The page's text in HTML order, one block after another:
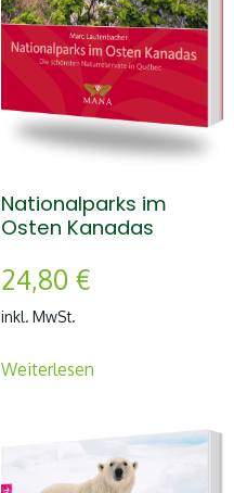
Nationalparks im
Osten Kanadas
24,80 €
inkl. MwSt.
Weiterlesen